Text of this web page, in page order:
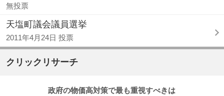
無投票
天塩町議会議員選挙
2011年4月24日 投票
クリックリサーチ
政府の物価高対策で最も重視すべきは